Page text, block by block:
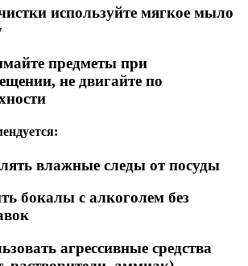
используйте мягкое мыло
предметы при
не двигайте по
влажные следы от посуды
бокалы с алкоголем без
агрессивные средства